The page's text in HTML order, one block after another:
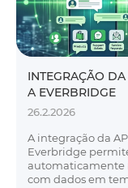
INTEGRAÇÃO
A EVERBRIDGE
26.2.2026
A integração da
Everbridge
automaticamente
com dados em